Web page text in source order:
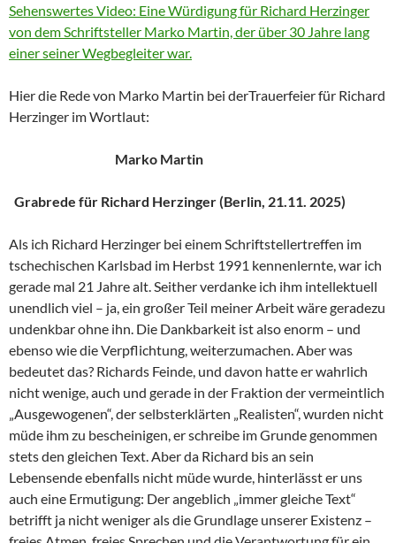
Sehenswertes Video: Eine Würdigung für Richard Herzinger
von dem Schriftsteller Marko Martin, der über 30 Jahre lang
einer seiner Wegbegleiter war.
Hier die Rede von Marko Martin bei derTrauerfeier für Richard
Herzinger im Wortlaut:
Marko Martin
Grabrede für Richard Herzinger (Berlin, 21.11. 2025)
Als ich Richard Herzinger bei einem Schriftstellertreffen im
tschechischen Karlsbad im Herbst 1991 kennenlernte, war ich
gerade mal 21 Jahre alt. Seither verdanke ich ihm intellektuell
unendlich viel – ja, ein großer Teil meiner Arbeit wäre geradezu
undenkbar ohne ihn. Die Dankbarkeit ist also enorm – und
ebenso wie die Verpflichtung, weiterzumachen. Aber was
bedeutet das? Richards Feinde, und davon hatte er wahrlich
nicht wenige, auch und gerade in der Fraktion der vermeintlich
„Ausgewogenen“, der selbsterklärten „Realisten“, wurden nicht
müde ihm zu bescheinigen, er schreibe im Grunde genommen
stets den gleichen Text. Aber da Richard bis an sein
Lebensende ebenfalls nicht müde wurde, hinterlässt er uns
auch eine Ermutigung: Der angeblich „immer gleiche Text“
betrifft ja nicht weniger als die Grundlage unserer Existenz –